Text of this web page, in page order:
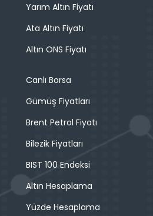
Yarım Altın Fiyatı
Ata Altın Fiyatı
Altın ONS Fiyatı
Canlı Borsa
Gümüş Fiyatları
Brent Petrol Fiyatı
Bilezik Fiyatları
BIST 100 Endeksi
Altın Hesaplama
Yüzde Hesaplama